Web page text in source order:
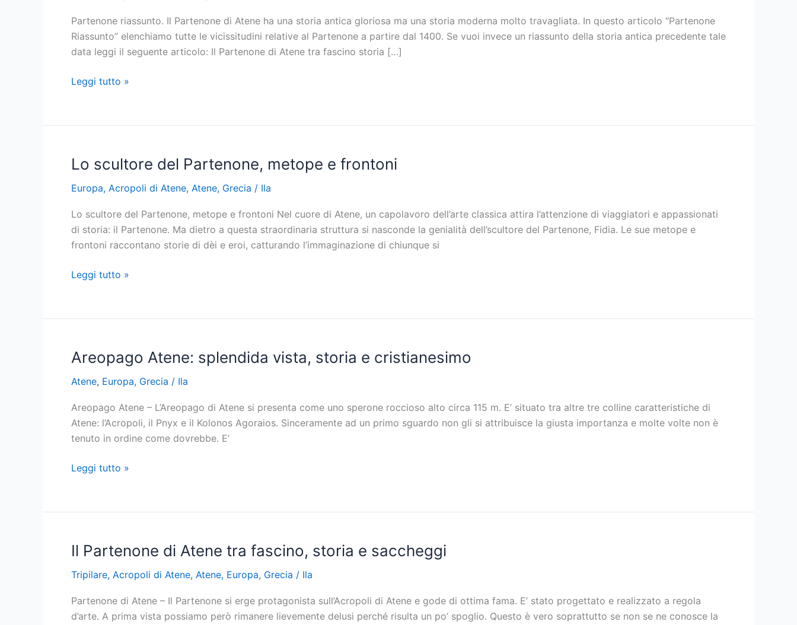
Partenone riassunto. Il Partenone di Atene ha una storia antica gloriosa ma una storia moderna molto travagliata. In questo articolo “Partenone
Riassunto” elenchiamo tutte le vicissitudini relative al Partenone a partire dal 1400. Se vuoi invece un riassunto della storia antica precedente tale
data leggi il seguente articolo: Il Partenone di Atene tra fascino storia […]
Partenone
storia
e
moderna
Leggi tutto »
Lo scultore del Partenone, metope e frontoni
Europa, Acropoli di Atene, Atene, Grecia / Ila
Lo scultore del Partenone, metope e frontoni Nel cuore di Atene, un capolavoro dell’arte classica attira l’attenzione di viaggiatori e appassionati
di storia: il Partenone. Ma dietro a questa straordinaria struttura si nasconde la genialità dell’scultore del Partenone, Fidia. Le sue metope e
frontoni raccontano storie di dèi e eroi, catturando l’immaginazione di chiunque si
Lo
Partenone,
e
frontoni
Leggi tutto »
Areopago Atene: splendida vista, storia e cristianesimo
Atene, Europa, Grecia / Ila
Areopago Atene – L’Areopago di Atene si presenta come uno sperone roccioso alto circa 115 m. E’ situato tra altre tre colline caratteristiche di
Atene: l’Acropoli, il Pnyx e il Kolonos Agoraios. Sinceramente ad un primo sguardo non gli si attribuisce la giusta importanza e molte volte non è
tenuto in ordine come dovrebbe. E’
Areopago
vista,
e
cristianesimo
Leggi tutto »
Il Partenone di Atene tra fascino, storia e saccheggi
Tripilare, Acropoli di Atene, Atene, Europa, Grecia / Ila
Partenone di Atene – Il Partenone si erge protagonista sull’Acropoli di Atene e gode di ottima fama. E’ stato progettato e realizzato a regola
d’arte. A prima vista possiamo però rimanere lievemente delusi perché risulta un po’ spoglio. Questo è vero soprattutto se non se ne conosce la